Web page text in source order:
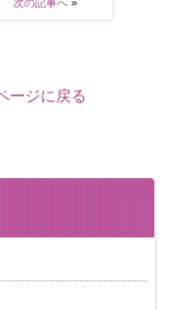
次の記事へ»
ージに戻る